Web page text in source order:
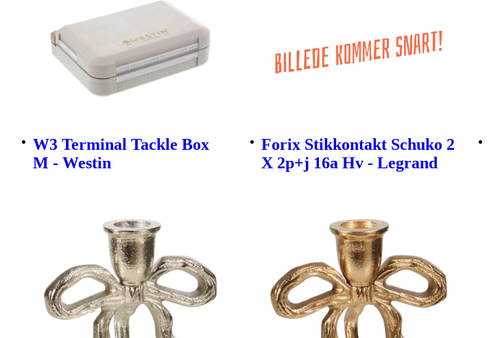
W3 Terminal Tackle Box
M - Westin
Forix Stikkontakt Schuko 2
X 2p+j 16a Hv - Legrand